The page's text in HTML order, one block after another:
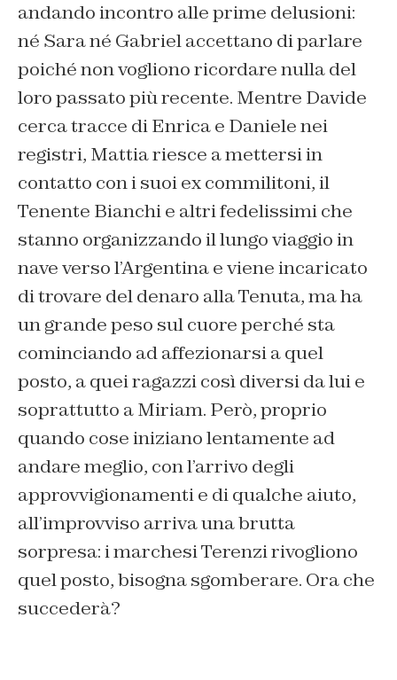
andando incontro alle prime delusioni:
né Sara né Gabriel accettano di parlare
poiché non vogliono ricordare nulla del
loro passato più recente. Mentre Davide
cerca tracce di Enrica e Daniele nei
registri, Mattia riesce a mettersi in
contatto con i suoi ex commilitoni, il
Tenente Bianchi e altri fedelissimi che
stanno organizzando il lungo viaggio in
nave verso l’Argentina e viene incaricato
di trovare del denaro alla Tenuta, ma ha
un grande peso sul cuore perché sta
cominciando ad affezionarsi a quel
posto, a quei ragazzi così diversi da lui e
soprattutto a Miriam. Però, proprio
quando cose iniziano lentamente ad
andare meglio, con l’arrivo degli
approvvigionamenti e di qualche aiuto,
all’improvviso arriva una brutta
sorpresa: i marchesi Terenzi rivogliono
quel posto, bisogna sgomberare. Ora che
succederà?